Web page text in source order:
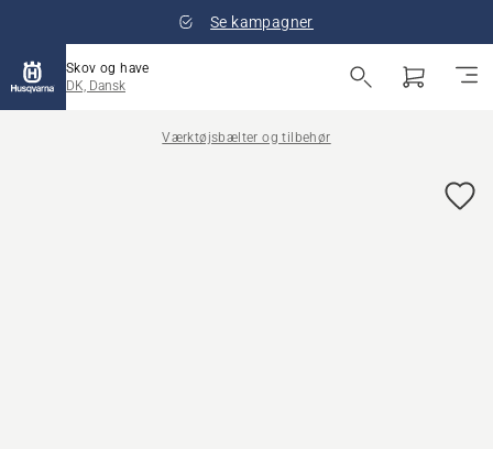
Se kampagner
Skov og have
DK, Dansk
Værktøjsbælter og tilbehør